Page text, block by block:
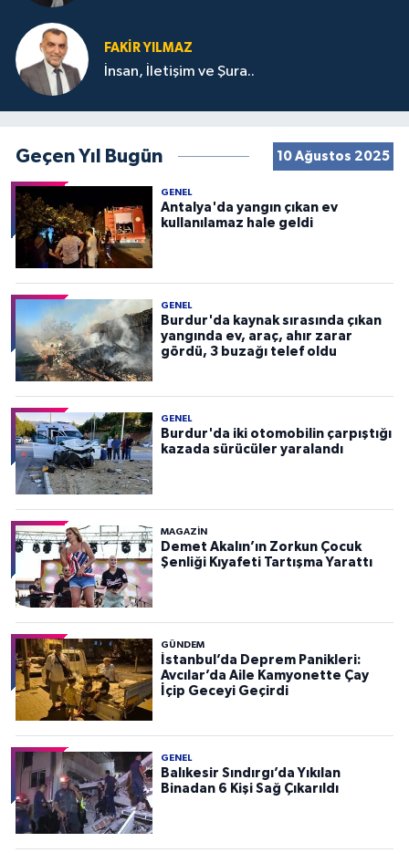
FAKIR YILMAZ
İnsan, İletişim ve Şura..
Geçen Yıl Bugün 10 Ağustos 2025
GENEL
Antalya'da yangın çıkan ev
kullanılamaz hale geldi
GENEL
Burdur'da kaynak sırasında çıkan
yangında ev, araç, ahır zarar
gördü, 3 buzağı telef oldu
GENEL
Burdur'da iki otomobilin çarpıştığı
kazada sürücüler yaralandı
MAGAZİN
Demet Akalın’ın Zorkun Çocuk
Şenliği Kıyafeti Tartışma Yarattı
GÜNDEM
İstanbul’da Deprem Panikleri:
Avcılar’da Aile Kamyonette Çay
İçip Geceyi Geçirdi
GENEL
Balıkesir Sındırgı’da Yıkılan
Binadan 6 Kişi Sağ Çıkarıldı